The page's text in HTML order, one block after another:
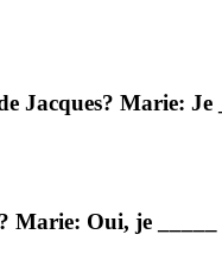
Jacques? Marie:
Marie: Oui, je